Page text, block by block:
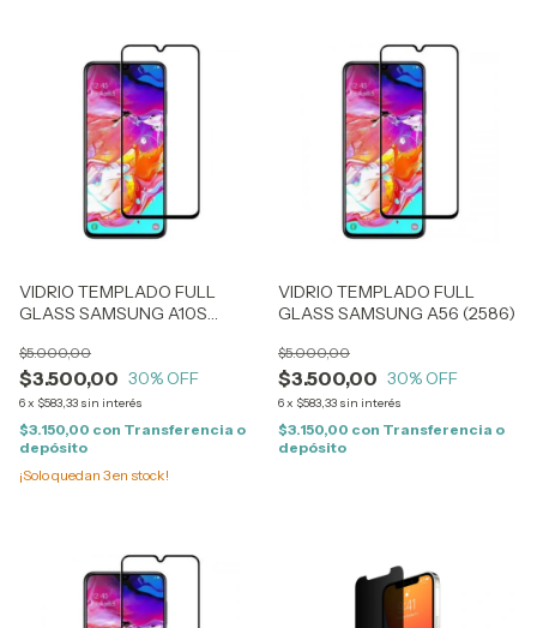
VIDRIO TEMPLADO FULL
GLASS SAMSUNG A10S
$3.500,00
$5.000,00
30% OFF
6x $583,33 sin interés
$3.150,00 con Transferencia o
depósito
¡Solo quedan 3en stock!
VIDRIO TEMPLADO FULL
GLASS SAMSUNG A56 (2586)
$3.500,00
$5.000,00
30% OFF
6x $583,33 sin interés
$3.150,00 con Transferencia o
depósito